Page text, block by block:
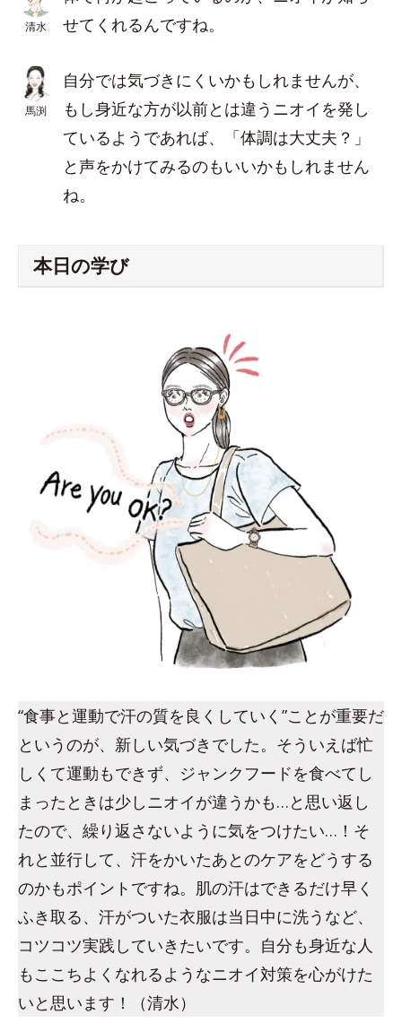
清水
せてくれるんですね。
馬渕
自分では気づきにくいかもしれませんが、
もし身近な方が以前とは違うニオイを発し
ているようであれば、「体調は大丈夫？」
と声をかけてみるのもいいかもしれません
ね。
本日の学び
“食事と運動で汗の質を良くしていく”ことが重要だ
というのが、新しい気づきでした。そういえば忙
しくて運動もできず、ジャンクフードを食べてし
まったときは少しニオイが違うかも…と思い返し
たので、繰り返さないように気をつけたい…！そ
れと並行して、汗をかいたあとのケアをどうする
のかもポイントですね。肌の汗はできるだけ早く
ふき取る、汗がついた衣服は当日中に洗うなど、
コツコツ実践していきたいです。自分も身近な人
もここちよくなれるようなニオイ対策を心がけた
いと思います！（清水）